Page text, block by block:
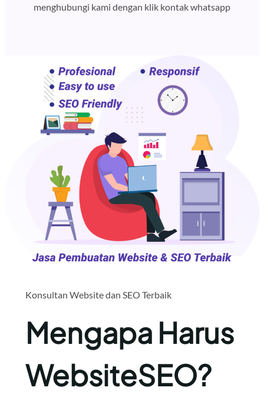
menghubungi kami dengan klik kontak whatsapp
Konsultan Website dan SEO Terbaik
Mengapa Harus
WebsiteSEO?